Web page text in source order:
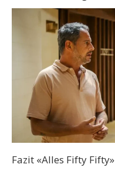
Fazit «Alles Fifty Fifty»